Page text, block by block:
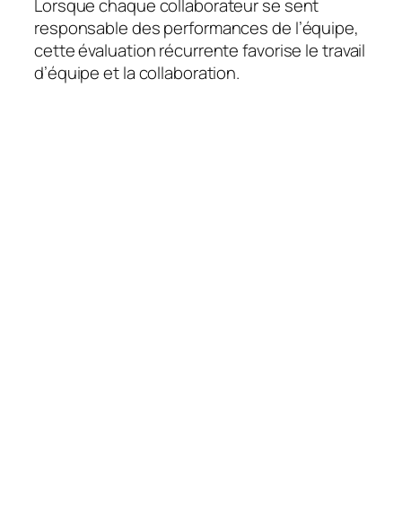
Lorsque chaque collaborateur se sent
responsable des performances de l’équipe,
cette évaluation récurrente favorise le travail
d’équipe et la collaboration.